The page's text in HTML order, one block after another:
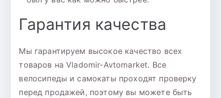
Гарантия качества
Мы гарантируем высокое качество всех
товаров на Vladomir-Avtomarket. Все
велосипеды и самокаты проходят проверку
перед продажей, поэтому вы можете быть